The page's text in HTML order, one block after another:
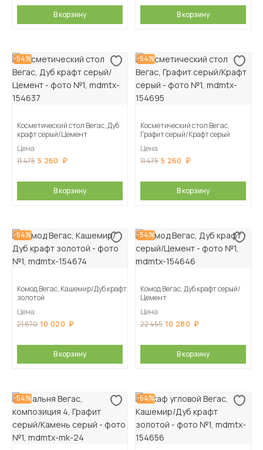
В корзину В корзину
-54%
Косметический стол Вегас, Дуб
крафт серый/Цемент
Цена
11 475 5 260
В корзину
-54%
Косметический стол Вегас,
Графит серый/Крафт серый
Цена
11 475 5 260
В корзину
-54%
Комод Вегас, Кашемир/Дуб крафт
золотой
Цена
21 870 10 020
В корзину
-54%
Комод Вегас, Дуб крафт серый/
Цемент
Цена
22 455 10 280
В корзину
-54% -54%